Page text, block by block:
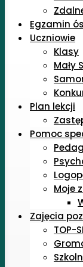
Egzamin
Uczniowie
Klasy
Mały
Plan lekcji
Pomoc
Moje
Zajęcia
TOP-